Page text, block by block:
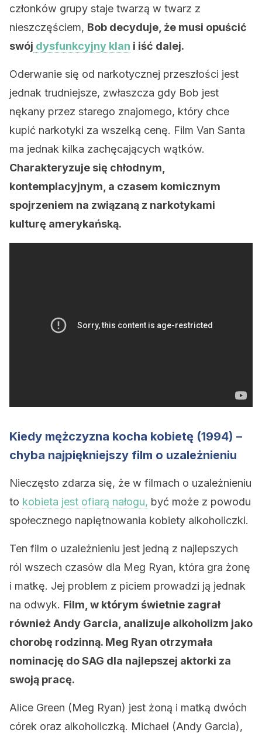
członków grupy staje twarzą w twarz z
nieszczęściem, Bob decyduje, że musi opuścić
swój dysfunkcyjny klan i iść dalej.
Oderwanie się od narkotycznej przeszłości jest
jednak trudniejsze, zwłaszcza gdy Bob jest
nękany przez starego znajomego, który chce
kupić narkotyki za wszelką cenę. Film Van Santa
ma jednak kilka zachęcających wątków.
Charakteryzuje się chłodnym,
kontemplacyjnym, a czasem komicznym
spojrzeniem na związaną z narkotykami
kulturę amerykańską.
Kiedy mężczyzna kocha kobietę (1994) –
chyba najpiękniejszy film o uzależnieniu
Nieczęsto zdarza się, że w filmach o uzależnieniu
to kobieta jest ofiarą nałogu, być może z powodu
społecznego napiętnowania kobiety alkoholiczki.
Ten film o uzależnieniu jest jedną z najlepszych
ról wszech czasów dla Meg Ryan, która gra żonę
i matkę. Jej problem z piciem prowadzi ją jednak
na odwyk. Film, w którym świetnie zagrał
również Andy Garcia, analizuje alkoholizm jako
chorobę rodzinną. Meg Ryan otrzymała
nominację do SAG dla najlepszej aktorki za
swoją pracę.
Alice Green (Meg Ryan) jest żoną i matką dwóch
córek oraz alkoholiczką. Michael (Andy Garcia),